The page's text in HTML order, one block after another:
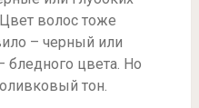
волос тоже
– черный или
цвета. Но
тон.